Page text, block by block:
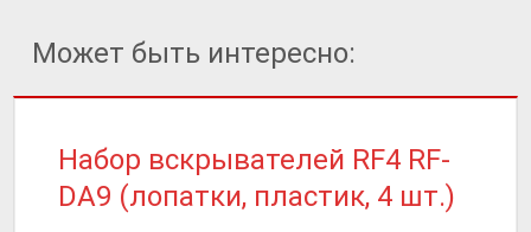
Может быть интересно:
Набор вскрывателей RF4 RF-
DA9 (лопатки, пластик, 4 шт.)